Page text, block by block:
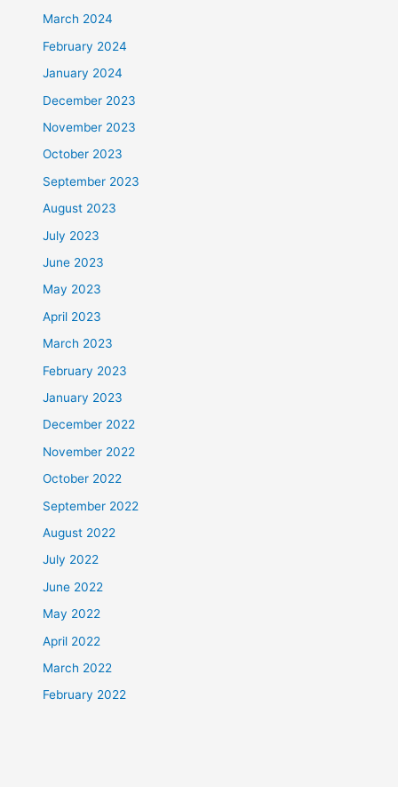
March 2024
February 2024
January 2024
December 2023
November 2023
October 2023
September 2023
August 2023
July 2023
June 2023
May 2023
April 2023
March 2023
February 2023
January 2023
December 2022
November 2022
October 2022
September 2022
August 2022
July 2022
June 2022
May 2022
April 2022
March 2022
February 2022